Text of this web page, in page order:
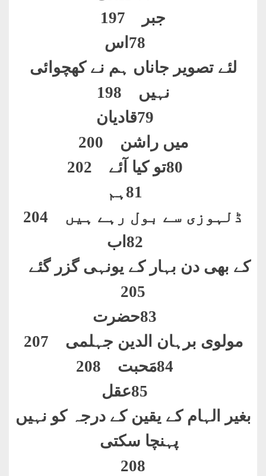
جبر 197
78 اس
لئے تصویر جاناں ہم نے کھچوائی
نہیں 198
79قادیان
میں راشن 200
80تو کیا آئے 202
81 ہم
ڈلہوزی سے بول رہے ہیں 204
82 اب
کے بھی دن بہار کے یونہی گزر گئے
205
83حضرت
مولوی برہان الدین جہلمی 207
84مَحبت 208
85عقل
بغیر الہام کے یقین کے درجہ کو نہیں
پہنچا سکتی
208